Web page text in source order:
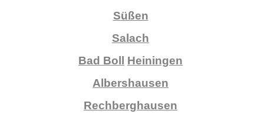
Süßen
Salach
Bad Boll
Heiningen
Albershausen
Rechberghausen